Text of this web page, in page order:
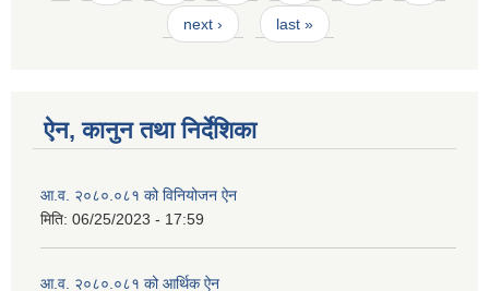
next › last »
ऐन, कानुन तथा निर्देशिका
आ.व. २०८०.०८१ को विनियोजन ऐन
मिति: 06/25/2023 - 17:59
आ.व. २०८०.०८१ को आर्थिक ऐन